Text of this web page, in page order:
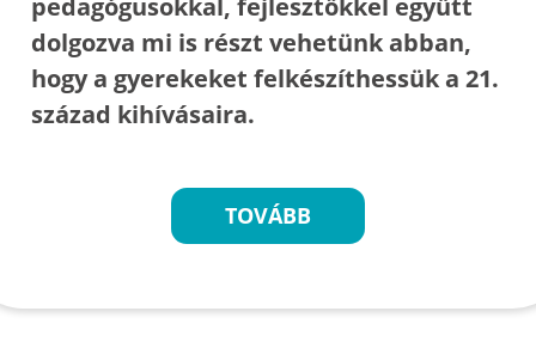
pedagógusokkal, fejlesztőkkel együtt
dolgozva mi is részt vehetünk abban,
hogy a gyerekeket felkészíthessük a 21.
század kihívásaira.
TOVÁBB